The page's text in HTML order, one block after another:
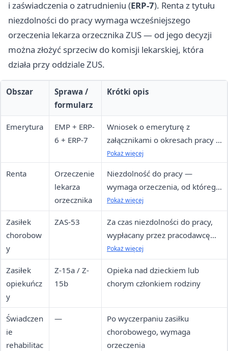
i zaświadczenia o zatrudnieniu (ERP-7). Renta z tytułu
niezdolności do pracy wymaga wcześniejszego
orzeczenia lekarza orzecznika ZUS — od jego decyzji
można złożyć sprzeciw do komisji lekarskiej, która
działa przy oddziale ZUS.
Obszar
Sprawa /
formularz
Krótki opis
Emerytura
EMP + ERP-
6 + ERP-7
Wniosek o emeryturę z
załącznikami o okresach pracy i
zarobkach
Pokaż więcej
Renta
Orzeczenie
lekarza
orzecznika
Niezdolność do pracy —
wymaga orzeczenia, od którego
można się odwołać
Pokaż więcej
Zasiłek
chorobow
y
ZAS-53
Za czas niezdolności do pracy,
wypłacany przez pracodawcę
lub ZUS
Pokaż więcej
Zasiłek
opiekuńcz
y
Z-15a / Z-
15b
Opieka nad dzieckiem lub
chorym członkiem rodziny
Świadczen
ie
rehabilitac
—
Po wyczerpaniu zasiłku
chorobowego, wymaga
orzeczenia